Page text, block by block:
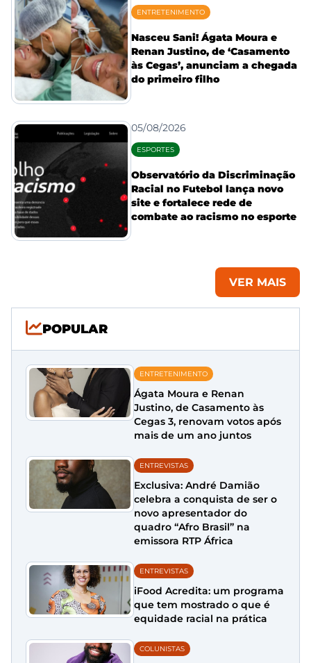
ENTRETENIMENTO
Nasceu Sani! Ágata Moura e
Renan Justino, de ‘Casamento
às Cegas’, anunciam a chegada
do primeiro filho
05/08/2026
ESPORTES
Observatório da Discriminação
Racial no Futebol lança novo
site e fortalece rede de
combate ao racismo no esporte
VER MAIS
POPULAR
ENTRETENIMENTO
Ágata Moura e Renan
Justino, de Casamento às
Cegas 3, renovam votos após
mais de um ano juntos
ENTREVISTAS
Exclusiva: André Damião
celebra a conquista de ser o
novo apresentador do
quadro “Afro Brasil” na
emissora RTP África
ENTREVISTAS
iFood Acredita: um programa
que tem mostrado o que é
equidade racial na prática
COLUNISTAS